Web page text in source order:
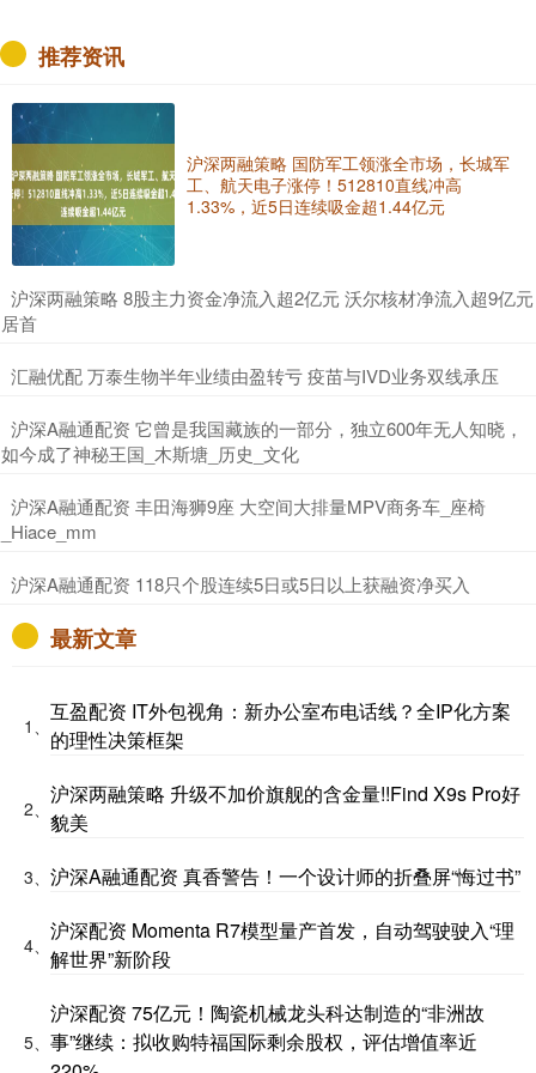
推荐资讯
沪深两融策略 国防军工领涨全市场，长城军
工、航天电子涨停！512810直线冲高
1.33%，近5日连续吸金超1.44亿元
​沪深两融策略 8股主力资金净流入超2亿元 沃尔核材净流入超9亿元
居首
​汇融优配 万泰生物半年业绩由盈转亏 疫苗与IVD业务双线承压
​沪深A融通配资 它曾是我国藏族的一部分，独立600年无人知晓，
如今成了神秘王国_木斯塘_历史_文化
​沪深A融通配资 丰田海狮9座 大空间大排量MPV商务车_座椅
_Hiace_mm
​沪深A融通配资 118只个股连续5日或5日以上获融资净买入
最新文章
1、
互盈配资 IT外包视角：新办公室布电话线？全IP化方案
的理性决策框架
2、
沪深两融策略 升级不加价旗舰的含金量!!Find X9s Pro好
貌美
3、 沪深A融通配资 真香警告！一个设计师的折叠屏“悔过书”
4、
沪深配资 Momenta R7模型量产首发，自动驾驶驶入“理
解世界”新阶段
5、
沪深配资 75亿元！陶瓷机械龙头科达制造的“非洲故
事”继续：拟收购特福国际剩余股权，评估增值率近